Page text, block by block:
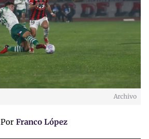
Archivo
Por Franco López